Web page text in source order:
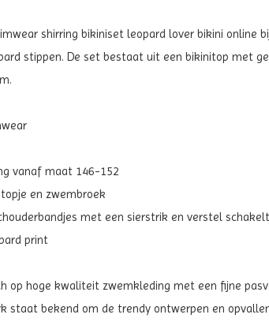
shirring bikiniset leopard lover bikini online
stippen. De set bestaat uit een bikinitop met
vanaf maat 146-152
en zwembroek
met een sierstrik en verstel
print
op hoge kwaliteit zwemkleding met een fijne
staat bekend om de trendy ontwerpen en